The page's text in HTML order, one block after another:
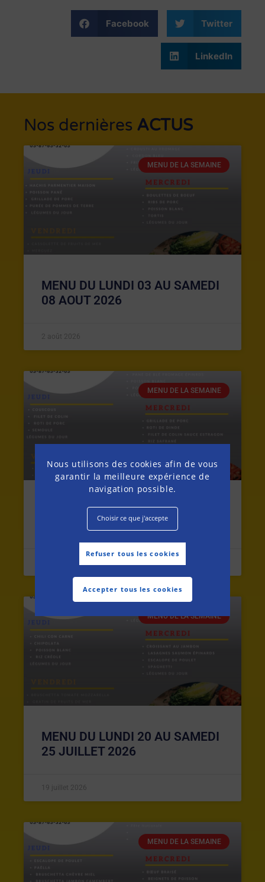
Nous utilisons des cookies afin de vous
garantir la meilleure expérience de
navigation possible.
Choisir ce que j'accepte
Refuser tous les cookies
Accepter tous les cookies
Facebook Twitter
LinkedIn
Nos dernières ACTUS
MENU DE LA SEMAINE
MENU DU LUNDI 03 AU SAMEDI
08 AOUT 2026
2 août 2026
MENU DE LA SEMAINE
MENU DU LUNDI 27 JUILLET AU
SAMEDI 1ER AOUT 2026
MENU DE LA SEMAINE
MENU DU LUNDI 20 AU SAMEDI
25 JUILLET 2026
19 juillet 2026
MENU DE LA SEMAINE